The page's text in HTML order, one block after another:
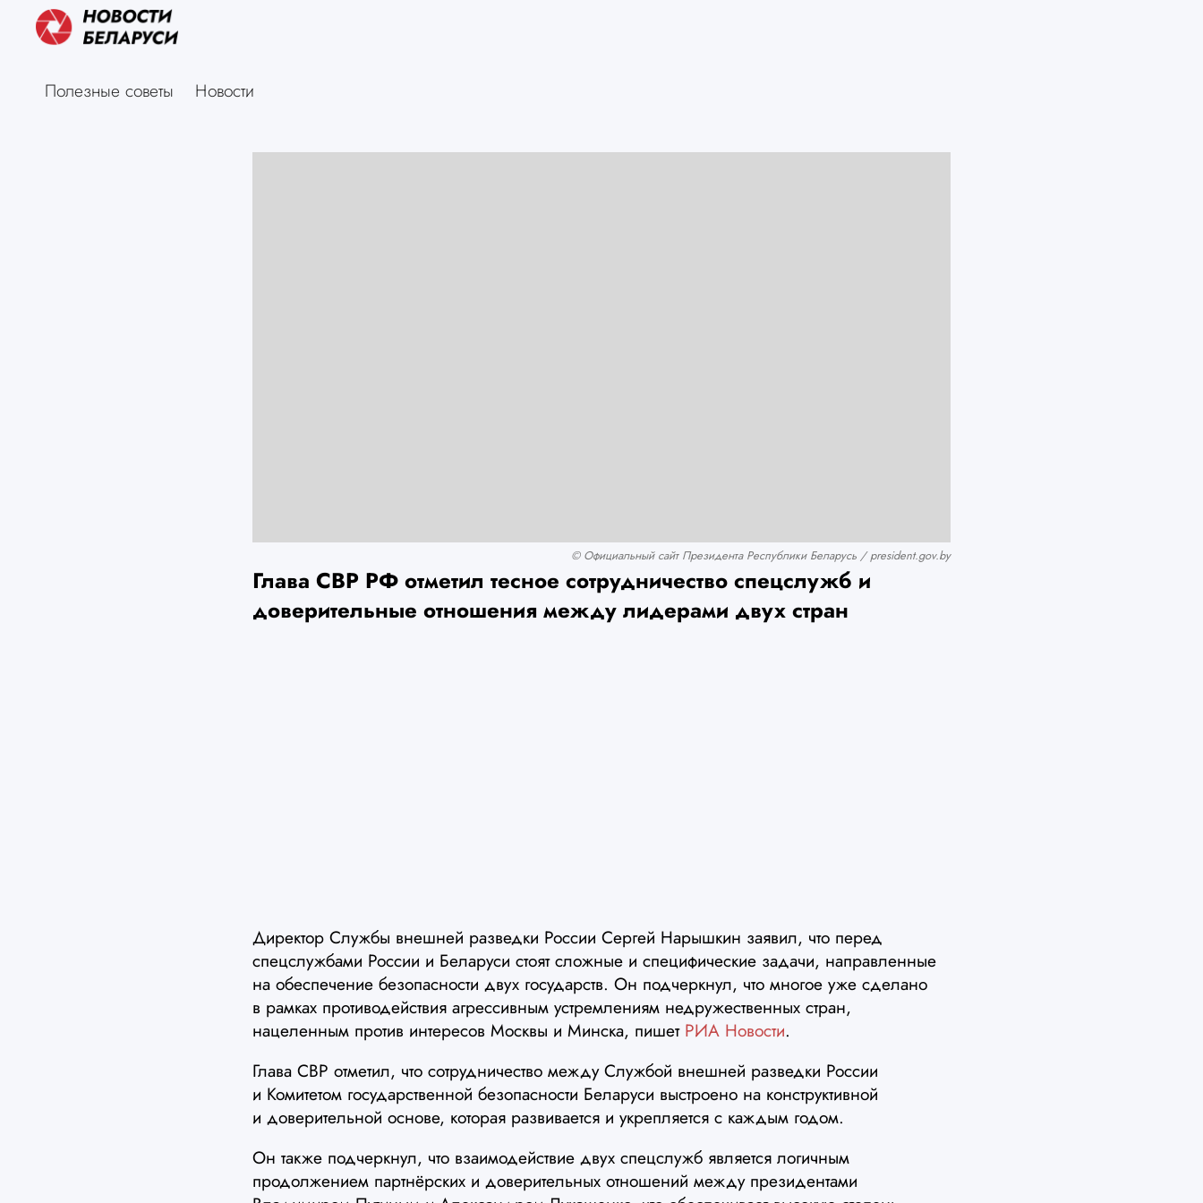
Полезные советы Новости
© Официальный сайт Президента Республики Беларусь / president.gov.by
Глава СВР РФ отметил тесное сотрудничество спецслужб и
доверительные отношения между лидерами двух стран
Директор Службы внешней разведки России Сергей Нарышкин заявил, что перед
спецслужбами России и Беларуси стоят сложные и специфические задачи, направленные
на обеспечение безопасности двух государств. Он подчеркнул, что многое уже сделано
в рамках противодействия агрессивным устремлениям недружественных стран,
нацеленным против интересов Москвы и Минска, пишет РИА Новости.
Глава СВР отметил, что сотрудничество между Службой внешней разведки России
и Комитетом государственной безопасности Беларуси выстроено на конструктивной
и доверительной основе, которая развивается и укрепляется с каждым годом.
Он также подчеркнул, что взаимодействие двух спецслужб является логичным
продолжением партнёрских и доверительных отношений между президентами